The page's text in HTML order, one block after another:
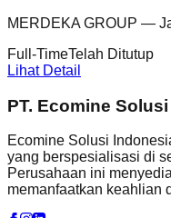
MERDEKA GROUP —
Full-TimeTelah Ditutup
Lihat Detail
PT. Ecomine
Ecomine Solusi
yang berspesialisasi di
Perusahaan ini
memanfaatkan keahlian